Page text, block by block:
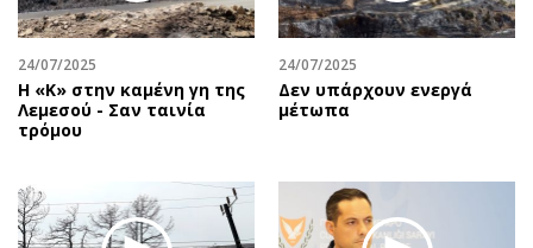
24/07/2025
Η «Κ» στην καμένη γη της
Λεμεσού - Σαν ταινία
τρόμου
24/07/2025
Δεν υπάρχουν ενεργά
μέτωπα